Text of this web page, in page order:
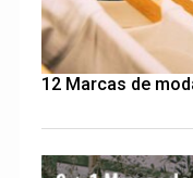
12 Marcas de